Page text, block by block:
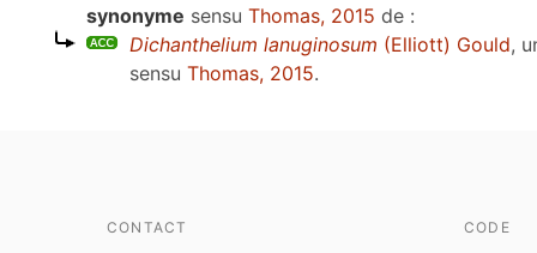
synonyme sensu Thomas, 2015 de :
Dichanthelium lanuginosum (Elliott) Gould,
sensu Thomas, 2015.
CONTACT CODE